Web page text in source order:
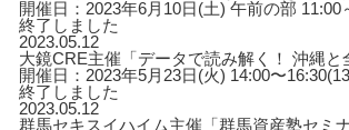
開催日：2023年6月10日(土) 午前の部
終了しました
2023.05.12
大鏡CRE主催「データで読み解く！ 沖縄
開催日：2023年5月23日(火) 14:00〜
終了しました
2023.05.12
群馬セキスイハイム主催「群馬資産塾セミ